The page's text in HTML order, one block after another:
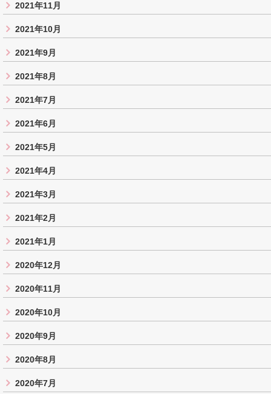
2021年11月
2021年10月
2021年9月
2021年8月
2021年7月
2021年6月
2021年5月
2021年4月
2021年3月
2021年2月
2021年1月
2020年12月
2020年11月
2020年10月
2020年9月
2020年8月
2020年7月